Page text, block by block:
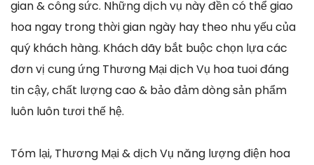
gian & công sức. Những dịch vụ này đền có thể giao
hoa ngay trong thời gian ngày hay theo nhu yếu của
quý khách hàng. Khách dãy bắt buộc chọn lựa các
đơn vị cung ứng Thương Mại dịch Vụ hoa tuoi đáng
tin cậy, chất lượng cao & bảo đảm dòng sản phẩm
luôn luôn tươi thế hệ.
Tóm lại, Thương Mại & dịch Vụ năng lượng điện hoa